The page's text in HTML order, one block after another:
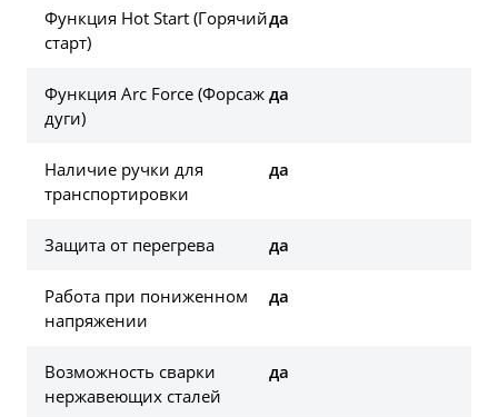
Функция Hot Start (Горячий
старт)
да
Функция Arc Force (Форсаж
дуги)
да
Наличие ручки для
транспортировки
да
Защита от перегрева да
Работа при пониженном
напряжении
да
Возможность сварки
нержавеющих сталей
да